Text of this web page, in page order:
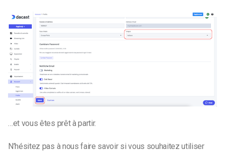
…et vous êtes prêt à partir.
N’hésitez pas à nous faire savoir si vous souhaitez utiliser